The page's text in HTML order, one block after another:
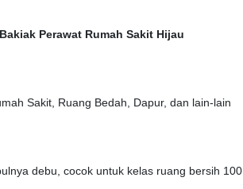
Perawat Rumah Sakit Hijau
Sakit, Ruang Bedah, Dapur, dan lain-lain
debu, cocok untuk kelas ruang bersih 100